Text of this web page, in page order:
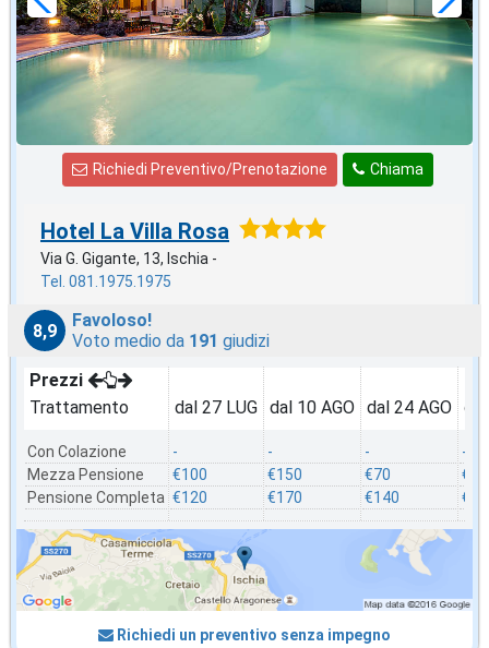
Chiama
Richiedi Preventivo/Prenotazione
Hotel La Villa Rosa
Via G. Gigante, 13, Ischia -
Tel. 081.1975.1975
8,9
Favoloso!
Voto medio da 191 giudizi
Prezzi
Trattamento
Con Colazione
Mezza Pensione
Pensione Completa
dal 27 LUG
-
€100
€120
dal 10 AGO
-
€150
€170
dal 24 AGO
-
€70
€140
-
€97
Richiedi un preventivo senza impegno